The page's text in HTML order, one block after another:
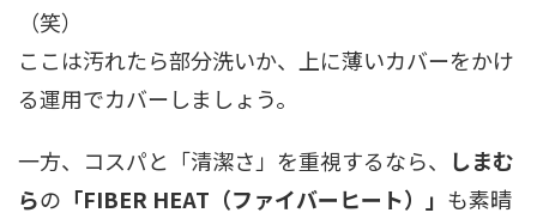
（笑）
ここは汚れたら部分洗いか、上に薄いカバーをかけ
る運用でカバーしましょう。
一方、コスパと「清潔さ」を重視するなら、
しまむ
らの 「FIBER HEAT（ファイバーヒート）」 も素晴